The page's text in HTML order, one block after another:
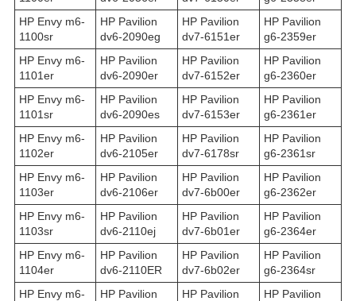
HP Envy m6-
1100sr
HP Pavilion
dv6-2090eg
HP Pavilion
dv7-6151er
HP Pavilion
g6-2359er
HP Envy m6-
1101er
HP Pavilion
dv6-2090er
HP Pavilion
dv7-6152er
HP Pavilion
g6-2360er
HP Envy m6-
1101sr
HP Pavilion
dv6-2090es
HP Pavilion
dv7-6153er
HP Pavilion
g6-2361er
HP Envy m6-
1102er
HP Pavilion
dv6-2105er
HP Pavilion
dv7-6178sr
HP Pavilion
g6-2361sr
HP Envy m6-
1103er
HP Pavilion
dv6-2106er
HP Pavilion
dv7-6b00er
HP Pavilion
g6-2362er
HP Envy m6-
1103sr
HP Pavilion
dv6-2110ej
HP Pavilion
dv7-6b01er
HP Pavilion
g6-2364er
HP Envy m6-
1104er
HP Pavilion
dv6-2110ER
HP Pavilion
dv7-6b02er
HP Pavilion
g6-2364sr
HP Envy m6-
HP Pavilion
HP Pavilion
HP Pavilion